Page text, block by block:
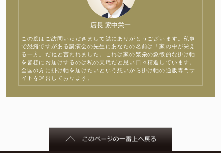
店長 家中栄一
この度はご訪問いただきまして誠にありがとうございます。私事
で恐縮ですがある講演会の先生にあなたの名前は「家の中が栄え
る一方」だねと言われました。これは家の繁栄の象徴的な掛け軸
を皆様にお届けするのは私の天職だと思い日々精進しています。
全国の方に掛け軸を届けたいという想いから掛け軸の通販専門サ
イトを運営しております。